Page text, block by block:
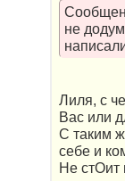
не
Лиля, с
Вас или
С таким
себе и
Не стОит